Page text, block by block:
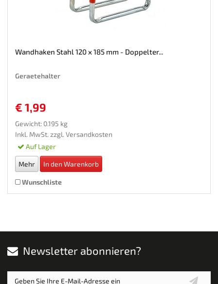
Wandhaken Stahl 120 x 185 mm - Doppelter...
Geraetehalter
€ 1,99
Gewicht: 0.195 kg
Inkl. MwSt. zzgl. Versandkosten
Auf Lager
Mehr In den Warenkorb
Wunschliste
Newsletter abonnieren?